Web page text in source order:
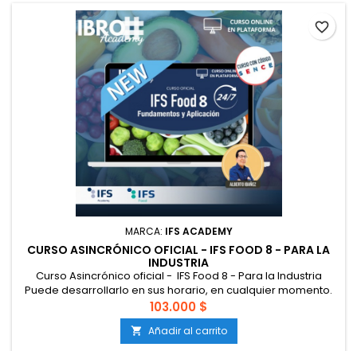
MARCA: IFS ACADEMY
CURSO ASINCRÓNICO OFICIAL - IFS FOOD 8 - PARA LA
INDUSTRIA
Curso Asincrónico oficial - IFS Food 8 - Para la Industria
Puede desarrollarlo en sus horario, en cualquier momento.
Dispone de hasta 1 mes para completarlo. Al finalizar puede
asistir a un taller para completar el entrenamiento. Acceda
en cualquier momento, usted pone sus horarios. Curso
diseñado con elementos interactivos para comprender y
103.000 $
 Añadir al carrito
favorite_border